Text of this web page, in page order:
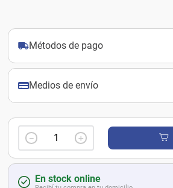
Métodos de pago
Medios de envío
＋
－
En stock online